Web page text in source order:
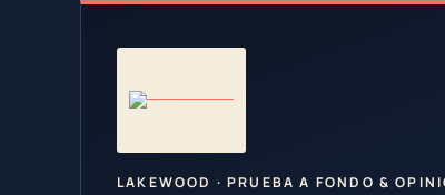
LAKEWOOD · PRUEBA A FONDO &